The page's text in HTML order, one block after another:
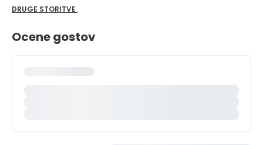
DRUGE STORITVE
Ocene gostov